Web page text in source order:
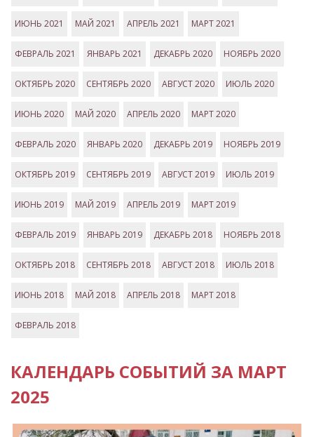
ИЮНЬ 2021 МАЙ 2021 АПРЕЛЬ 2021 МАРТ 2021
ФЕВРАЛЬ 2021 ЯНВАРЬ 2021 ДЕКАБРЬ 2020 НОЯБРЬ 2020
ОКТЯБРЬ 2020 СЕНТЯБРЬ 2020 АВГУСТ 2020 ИЮЛЬ 2020
ИЮНЬ 2020 МАЙ 2020 АПРЕЛЬ 2020 МАРТ 2020
ФЕВРАЛЬ 2020 ЯНВАРЬ 2020 ДЕКАБРЬ 2019 НОЯБРЬ 2019
ОКТЯБРЬ 2019 СЕНТЯБРЬ 2019 АВГУСТ 2019 ИЮЛЬ 2019
ИЮНЬ 2019 МАЙ 2019 АПРЕЛЬ 2019 МАРТ 2019
ФЕВРАЛЬ 2019 ЯНВАРЬ 2019 ДЕКАБРЬ 2018 НОЯБРЬ 2018
ОКТЯБРЬ 2018 СЕНТЯБРЬ 2018 АВГУСТ 2018 ИЮЛЬ 2018
ИЮНЬ 2018 МАЙ 2018 АПРЕЛЬ 2018 МАРТ 2018
ФЕВРАЛЬ 2018
КАЛЕНДАРЬ СОБЫТИЙ ЗА МАРТ
2025